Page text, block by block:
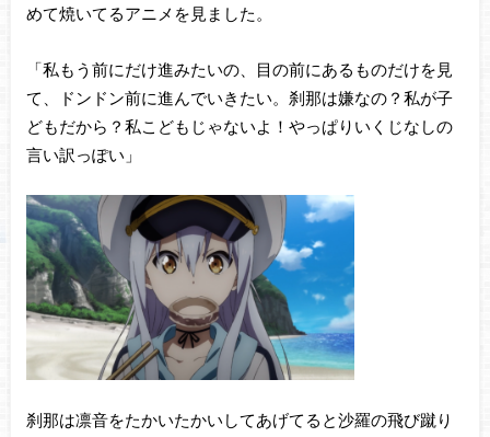
めて焼いてるアニメを見ました。
「私もう前にだけ進みたいの、目の前にあるものだけを見
て、ドンドン前に進んでいきたい。刹那は嫌なの？私が子
どもだから？私こどもじゃないよ！やっぱりいくじなしの
言い訳っぽい」
刹那は凛音をたかいたかいしてあげてると沙羅の飛び蹴り